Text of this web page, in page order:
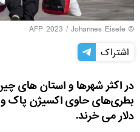
© AFP 2023 / Johannes Eisele
اشتراک
در اکثر شهرها و استان های
دلار می خرند.